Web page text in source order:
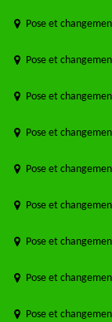
Pose et
Pose et
Pose et
Pose et
Pose et
Pose et
Pose et
Pose et
Pose et